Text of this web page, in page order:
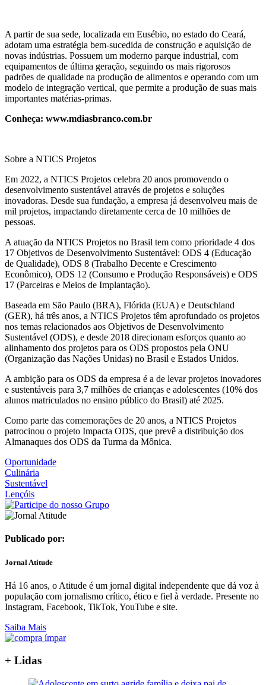
A partir de sua sede, localizada em Eusébio, no estado do Ceará,
adotam uma estratégia bem-sucedida de construção e aquisição de
novas indústrias. Possuem um moderno parque industrial, com
equipamentos de última geração, seguindo os mais rigorosos
padrões de qualidade na produção de alimentos e operando com um
modelo de integração vertical, que permite a produção de suas mais
importantes matérias-primas.
Conheça: www.mdiasbranco.com.br
Sobre a NTICS Projetos
Em 2022, a NTICS Projetos celebra 20 anos promovendo o
desenvolvimento sustentável através de projetos e soluções
inovadoras. Desde sua fundação, a empresa já desenvolveu mais de
mil projetos, impactando diretamente cerca de 10 milhões de
pessoas.
A atuação da NTICS Projetos no Brasil tem como prioridade 4 dos
17 Objetivos de Desenvolvimento Sustentável: ODS 4 (Educação
de Qualidade), ODS 8 (Trabalho Decente e Crescimento
Econômico), ODS 12 (Consumo e Produção Responsáveis) e ODS
17 (Parceiras e Meios de Implantação).
Baseada em São Paulo (BRA), Flórida (EUA) e Deutschland
(GER), há três anos, a NTICS Projetos têm aprofundado os projetos
nos temas relacionados aos Objetivos de Desenvolvimento
Sustentável (ODS), e desde 2018 direcionam esforços quanto ao
alinhamento dos projetos para os ODS propostos pela ONU
(Organização das Nações Unidas) no Brasil e Estados Unidos.
A ambição para os ODS da empresa é a de levar projetos inovadores
e sustentáveis para 3,7 milhões de crianças e adolescentes (10% dos
alunos matriculados no ensino público do Brasil) até 2025.
Como parte das comemorações de 20 anos, a NTICS Projetos
patrocinou o projeto Impacta ODS, que prevê a distribuição dos
Almanaques dos ODS da Turma da Mônica.
Oportunidade
Culinária
Sustentável
Lençóis
Publicado por:
Jornal Atitude
Há 16 anos, o Atitude é um jornal digital independente que dá voz à
população com jornalismo crítico, ético e fiel à verdade. Presente no
Instagram, Facebook, TikTok, YouTube e site.
Saiba Mais
+ Lidas